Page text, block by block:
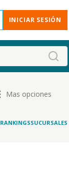
INICIAR SESIÓN
Mas opciones
RANKINGSSUCURSALES